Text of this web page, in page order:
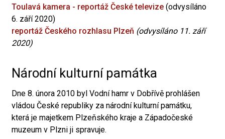
Toulavá kamera - reportáž České televize (odvysíláno
6. září 2020)
reportáž Českého rozhlasu Plzeň (odvysíláno 11. září
2020)
Národní kulturní památka
Dne 8. února 2010 byl Vodní hamr v Dobřívě prohlášen
vládou České republiky za národní kulturní památku,
která je majetkem Plzeňského kraje a Západočeské
muzeum v Plzni ji spravuje.